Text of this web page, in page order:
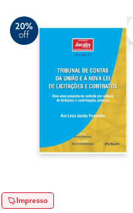
20%
off
Impresso